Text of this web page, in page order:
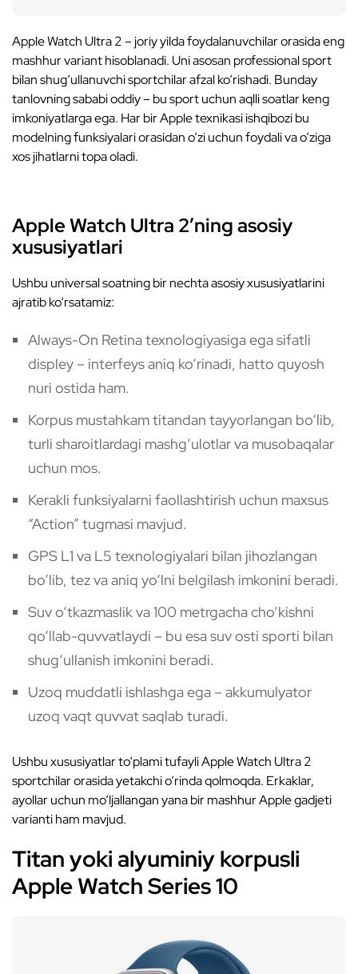
Apple Watch Ultra 2 – joriy yilda foydalanuvchilar orasida eng
mashhur variant hisoblanadi. Uni asosan professional sport
bilan shug‘ullanuvchi sportchilar afzal ko‘rishadi. Bunday
tanlovning sababi oddiy – bu sport uchun aqlli soatlar keng
imkoniyatlarga ega. Har bir Apple texnikasi ishqibozi bu
modelning funksiyalari orasidan o‘zi uchun foydali va o‘ziga
xos jihatlarni topa oladi.
Apple Watch Ultra 2’ning asosiy
xususiyatlari
Ushbu universal soatning bir nechta asosiy xususiyatlarini
ajratib ko‘rsatamiz:
Always-On Retina texnologiyasiga ega sifatli
displey – interfeys aniq ko‘rinadi, hatto quyosh
nuri ostida ham.
Korpus mustahkam titandan tayyorlangan bo‘lib,
turli sharoitlardagi mashg‘ulotlar va musobaqalar
uchun mos.
Kerakli funksiyalarni faollashtirish uchun maxsus
“Action” tugmasi mavjud.
GPS L1 va L5 texnologiyalari bilan jihozlangan
bo‘lib, tez va aniq yo‘lni belgilash imkonini beradi.
Suv o‘tkazmaslik va 100 metrgacha cho‘kishni
qo‘llab-quvvatlaydi – bu esa suv osti sporti bilan
shug‘ullanish imkonini beradi.
Uzoq muddatli ishlashga ega – akkumulyator
uzoq vaqt quvvat saqlab turadi.
Ushbu xususiyatlar to‘plami tufayli Apple Watch Ultra 2
sportchilar orasida yetakchi o‘rinda qolmoqda. Erkaklar,
ayollar uchun mo‘ljallangan yana bir mashhur Apple gadjeti
varianti ham mavjud.
Titan yoki alyuminiy korpusli
Apple Watch Series 10